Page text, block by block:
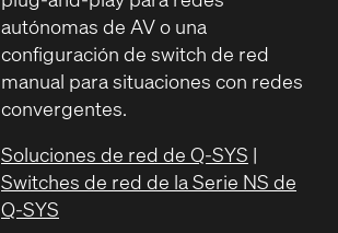
autónomas de AV o una
configuración de switch de red
manual para situaciones con redes
convergentes.
Soluciones de red de Q-SYS |
Switches de red de la Serie NS de
Q-SYS